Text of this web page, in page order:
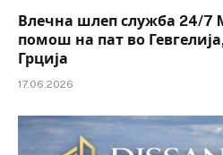
Влечна шлеп служба 24/7
помош на пат во
Грција
17.06.2026